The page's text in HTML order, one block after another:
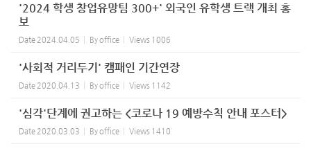
'2024 학생 창업유망팀 300+' 외국인 유학생 트랙 개최 홍
보
Date 2024.04.05 Byoffice Views 1006
'사회적 거리두기' 캠패인 기간연장
Date 2020.04.13 Byoffice Views 1142
'심각'단계에 권고하는 <코로나 19 예방수칙 안내 포스터>
Date 2020.03.03 Byoffice Views 1410